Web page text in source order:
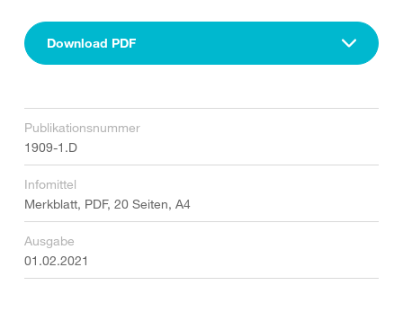
Download PDF
Publikationsnummer
1909-1.D
Infomittel
Merkblatt, PDF, 20 Seiten, A4
Ausgabe
01.02.2021